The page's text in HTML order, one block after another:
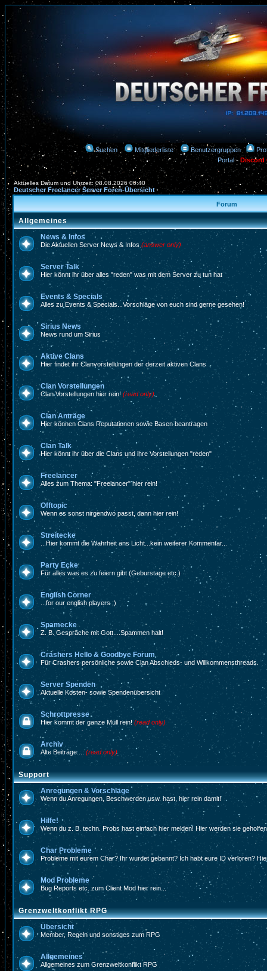
Suchen Mitgliederliste Benutzergruppen
Portal-Discord
Aktuelles Datum und Uhrzeit: 08.08.2026 00:40
Deutscher Freelancer Server Foren-Übersicht
Forum
Allgemeines
News & Infos
Die Aktuellen Server News & Infos (answer only)
Server Talk
Hier könnt ihr über alles "reden" was mit dem Server zu tun hat
Events & Specials
Alles zu Events & Specials...Vorschläge von euch sind gerne gesehen!
Sirius News
News rund um Sirius
Aktive Clans
Hier findet ihr Clanvorstellungen der derzeit aktiven Clans
Clan Vorstellungen
Clan Vorstellungen hier rein! (read only)
Clan Anträge
Hier können Clans Reputationen sowie Basen beantragen
Clan Talk
Hier könnt ihr über die Clans und ihre Vorstellungen "reden"
Freelancer
Alles zum Thema: "Freelancer" hier rein!
Offtopic
Wenn es sonst nirgendwo passt, dann hier rein!
Streitecke
...Hier kommt die Wahrheit ans Licht...kein weiterer Kommentar...
Party Ecke
Für alles was es zu feiern gibt (Geburstage etc.)
English Corner
...for our english players ;)
Spamecke
Z. B. Gespräche mit Gott....Spammen halt!
Crashers Hello & Goodbye Forum
Für Crashers persönliche sowie Clan Abschieds- und Willkommensthreads.
Server Spenden
Aktuelle Kosten- sowie Spendenübersicht
Schrottpresse
Hier kommt der ganze Müll rein! (read only)
Archiv
Alte Beiträge....(read only)
Support
Anregungen & Vorschläge
Wenn du Anregungen, Beschwerden usw. hast, hier rein damit!
Hilfe!
Wenn du z. B. techn. Probs hast einfach hier melden! Hier werden sie
Char Probleme
Probleme mit eurem Char? Ihr wurdet gebannt? Ich habt eure ID verloren?
Mod Probleme
Bug Reports etc. zum Client Mod hier rein...
Grenzweltkonflikt RPG
Übersicht
Member, Regeln und sonstiges zum RPG
Allgemeines
Allgemeines zum Grenzweltkonflikt RPG